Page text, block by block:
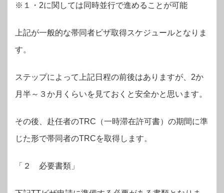
※１・2に関しては同時並行で進めることが可能
上記が一般的な帯同者ビザ取得スケジュールとなりま
す。
ステップによって上記日程の前後はありますが、2か
月半～３か月くらいを見ておくと安全かと思います。
その後、赴任者のTRC（一時滞在許可書）の期間に準
じた形で帯同者のTRCを取得します。
「２ 必要書類」